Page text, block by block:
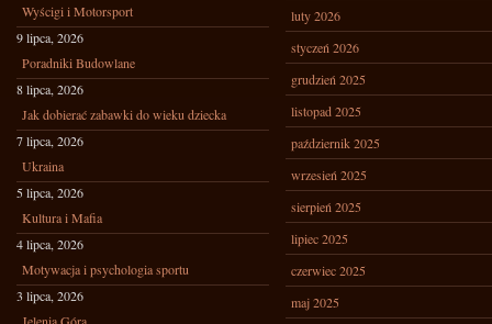
Wyścigi i Motorsport
9 lipca, 2026
Poradniki Budowlane
8 lipca, 2026
Jak dobierać zabawki do wieku dziecka
7 lipca, 2026
Ukraina
5 lipca, 2026
Kultura i Mafia
4 lipca, 2026
Motywacja i psychologia sportu
3 lipca, 2026
luty 2026
styczeń 2026
grudzień 2025
listopad 2025
październik 2025
wrzesień 2025
sierpień 2025
lipiec 2025
czerwiec 2025
maj 2025